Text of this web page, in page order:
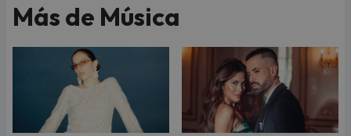
Más de Música